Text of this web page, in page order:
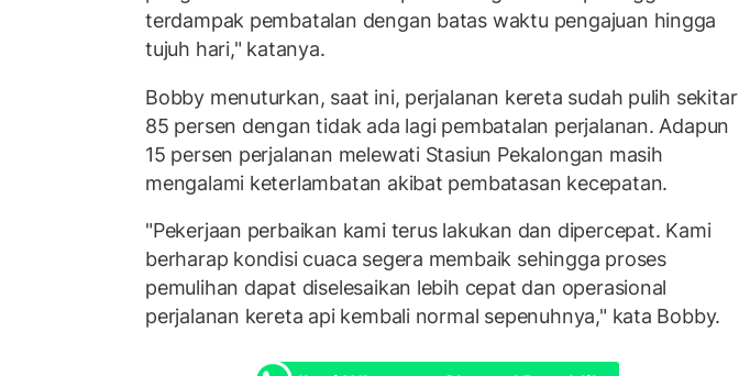
terdampak pembatalan dengan batas waktu pengajuan hingga
tujuh hari," katanya.
Bobby menuturkan, saat ini, perjalanan kereta sudah pulih sekitar
85 persen dengan tidak ada lagi pembatalan perjalanan. Adapun
15 persen perjalanan melewati Stasiun Pekalongan masih
mengalami keterlambatan akibat pembatasan kecepatan.
"Pekerjaan perbaikan kami terus lakukan dan dipercepat. Kami
berharap kondisi cuaca segera membaik sehingga proses
pemulihan dapat diselesaikan lebih cepat dan operasional
perjalanan kereta api kembali normal sepenuhnya," kata Bobby.